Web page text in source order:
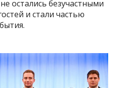
остались безучастными
и стали частью